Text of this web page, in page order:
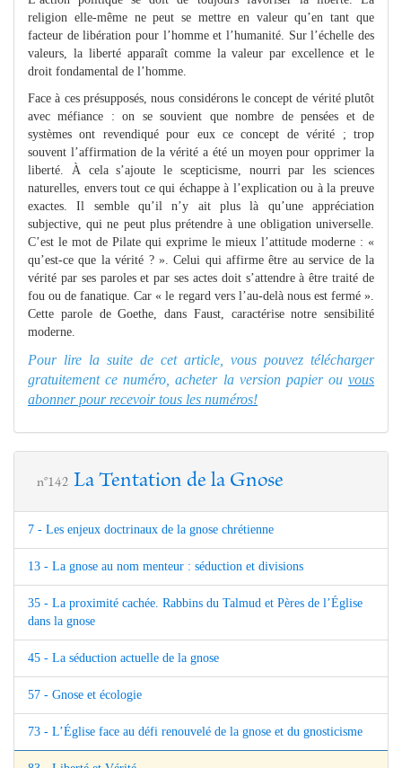
religion elle-même ne peut se mettre en valeur qu’en tant que
facteur de libération pour l’homme et l’humanité. Sur l’échelle des
valeurs, la liberté apparaît comme la valeur par excellence et le
droit fondamental de l’homme.
Face à ces présupposés, nous considérons le concept de vérité plutôt
avec méfiance : on se souvient que nombre de pensées et de
systèmes ont revendiqué pour eux ce concept de vérité ; trop
souvent l’affirmation de la vérité a été un moyen pour opprimer la
liberté. À cela s’ajoute le scepticisme, nourri par les sciences
naturelles, envers tout ce qui échappe à l’explication ou à la preuve
exactes. Il semble qu’il n’y ait plus là qu’une appréciation
subjective, qui ne peut plus prétendre à une obligation universelle.
C’est le mot de Pilate qui exprime le mieux l’attitude moderne : «
qu’est-ce que la vérité ? ». Celui qui affirme être au service de la
vérité par ses paroles et par ses actes doit s’attendre à être traité de
fou ou de fanatique. Car « le regard vers l’au-delà nous est fermé ».
Cette parole de Goethe, dans Faust, caractérise notre sensibilité
moderne.
Pour lire la suite de cet article, vous pouvez télécharger
gratuitement ce numéro, acheter la version papier ou vous
abonner pour recevoir tous les numéros!
n°142 La Tentation de la Gnose
7 - Les enjeux doctrinaux de la gnose chrétienne
13 - La gnose au nom menteur : séduction et divisions
35 - La proximité cachée. Rabbins du Talmud et Pères de l’Église
dans la gnose
45 - La séduction actuelle de la gnose
57 - Gnose et écologie
73 - L’Église face au défi renouvelé de la gnose et du gnosticisme